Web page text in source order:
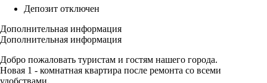
Депозит отключен
Дополнительная информация
Дополнительная информация
Добро пожаловать туристам и гостям нашего города.
Новая 1 - комнатная квартира после ремонта со всеми
удобствами.